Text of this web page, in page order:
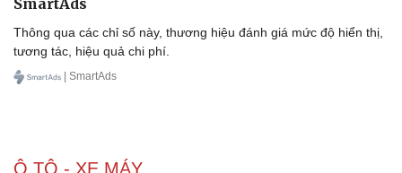
Doanh nghiệp
Thông tin doanh nghiệp
SmartAds
Thông qua các chỉ số này, thương hiệu đánh giá mức độ hiển thị,
tương tác, hiệu quả chi phí.
| SmartAds
Ô TÔ - XE MÁY